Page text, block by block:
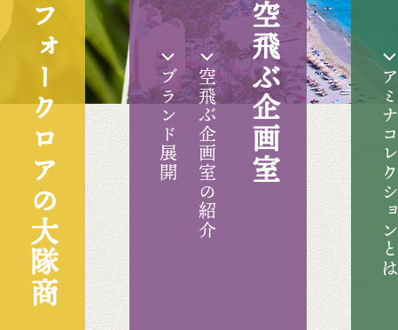
フォークロアの大隊商 空飛ぶ企画室
空飛ぶ企画室の紹介
ブランド展開 アミナコレクションとは